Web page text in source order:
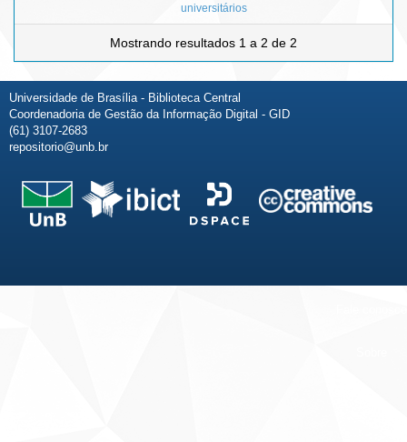
universitários
Mostrando resultados 1 a 2 de 2
Universidade de Brasília - Biblioteca Central
Coordenadoria de Gestão da Informação Digital - GID
(61) 3107-2683
repositorio@unb.br